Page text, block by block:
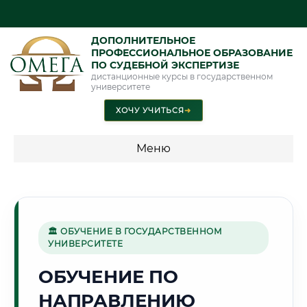
ДОПОЛНИТЕЛЬНОЕ
ПРОФЕССИОНАЛЬНОЕ ОБРАЗОВАНИЕ
ПО СУДЕБНОЙ ЭКСПЕРТИЗЕ
дистанционные курсы в государственном
университете
ХОЧУ УЧИТЬСЯ➜
Меню
специальности"
Стоимость по программам обучения "Судебная экспертиза"
Стоимость по программам обучения "Экспертиза"
🏛 ОБУЧЕНИЕ В ГОСУДАРСТВЕННОМ
УНИВЕРСИТЕТЕ
ОБУЧЕНИЕ ПО
НАПРАВЛЕНИЮ